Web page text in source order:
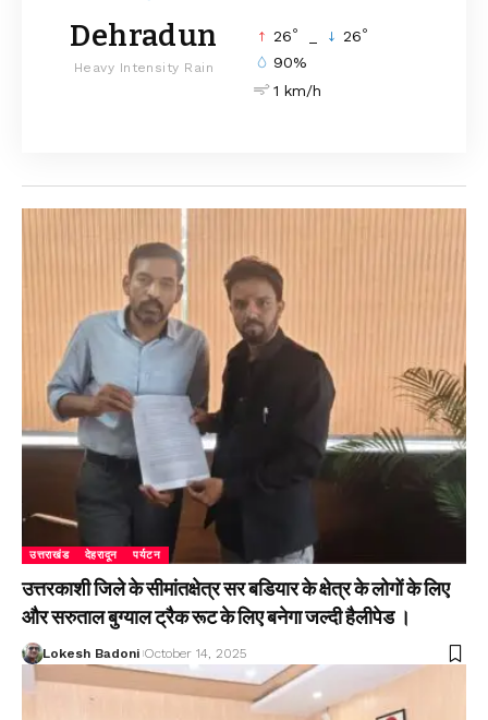
Dehradun
Heavy Intensity Rain
26° 26°
90%
1 km/h
उत्तराखंड देहरादून पर्यटन
उत्तरकाशी जिले के सीमांतक्षेत्र सर बडियार के क्षेत्र के लोगों के लिए
और सरुताल बुग्याल ट्रैक रूट के लिए बनेगा जल्दी हैलीपेड ।
Lokesh Badoni October 14, 2025